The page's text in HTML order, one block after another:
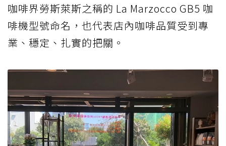
咖啡界勞斯萊斯之稱的 La Marzocco GB5 咖
啡機型號命名，也代表店內咖啡品質受到專
業、穩定、扎實的把關。